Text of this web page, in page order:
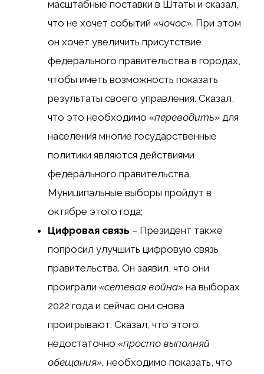
масштабные поставки в Штаты и сказал,
что не хочет событий «чочос». При этом
он хочет увеличить присутствие
федерального правительства в городах,
чтобы иметь возможность показать
результаты своего управления. Сказал,
что это необходимо «переводить» для
населения многие государственные
политики являются действиями
федерального правительства.
Муниципальные выборы пройдут в
октябре этого года;
Цифровая связь – Президент также
попросил улучшить цифровую связь
правительства. Он заявил, что они
проиграли «сетевая война» на выборах
2022 года и сейчас они снова
проигрывают. Сказал, что этого
недостаточно «просто выполняй
обещания», необходимо показать, что